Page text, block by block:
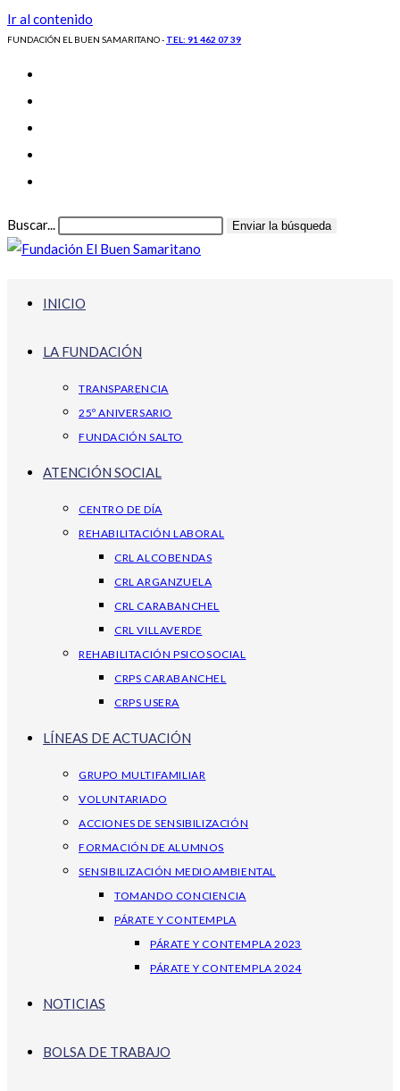
Ir al contenido
FUNDACIÓN EL BUEN SAMARITANO - TEL: 91 462 07 39
Buscar... Enviar la búsqueda
INICIO
LA FUNDACIÓN
TRANSPARENCIA
25º ANIVERSARIO
FUNDACIÓN SALTO
ATENCIÓN SOCIAL
CENTRO DE DÍA
REHABILITACIÓN LABORAL
CRL ALCOBENDAS
CRL ARGANZUELA
CRL CARABANCHEL
CRL VILLAVERDE
REHABILITACIÓN PSICOSOCIAL
CRPS CARABANCHEL
CRPS USERA
LÍNEAS DE ACTUACIÓN
GRUPO MULTIFAMILIAR
VOLUNTARIADO
ACCIONES DE SENSIBILIZACIÓN
FORMACIÓN DE ALUMNOS
SENSIBILIZACIÓN MEDIOAMBIENTAL
TOMANDO CONCIENCIA
PÁRATE Y CONTEMPLA
PÁRATE Y CONTEMPLA 2023
PÁRATE Y CONTEMPLA 2024
NOTICIAS
BOLSA DE TRABAJO